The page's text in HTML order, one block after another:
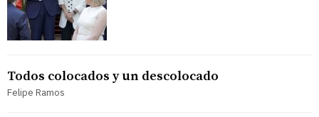
Todos colocados y un descolocado
Felipe Ramos